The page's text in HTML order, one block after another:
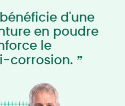
d'une
en poudre
le
corrosion. ”